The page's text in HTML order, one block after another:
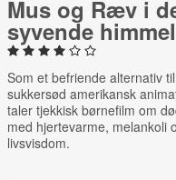
Mus og Ræv i
syvende himmel
Som et befriende alternativ til
sukkersød amerikansk
taler tjekkisk børnefilm om
med hjertevarme, melankoli
livsvisdom.